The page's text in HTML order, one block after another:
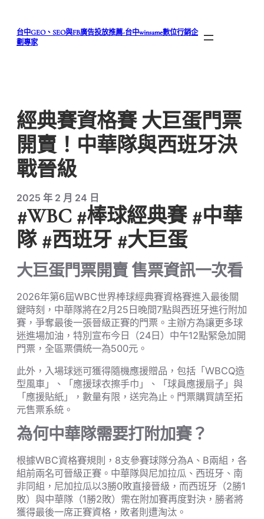
台中GEO、SEO與FB廣告投放推薦-台中winsame數位行銷企
劃專家
經典賽資格賽 大巨蛋門票
開賣！中華隊與西班牙決
戰晉級
2025 年 2 月 24 日
#WBC #棒球經典賽 #中華
隊 #西班牙 #大巨蛋
大巨蛋門票開賣 售票資訊一次看
2026年第6屆WBC世界棒球經典賽資格賽進入最後關
鍵時刻，中華隊將在2月25日晚間7點與西班牙進行附加
賽，爭奪最後一張晉級正賽的門票。主辦方為讓更多球
迷進場加油，特別宣布今日（24日）中午12點緊急加開
門票，全區票價統一為500元。
此外，入場球迷可獲得隨機應援贈品，包括「WBCQ造
型風車」、「應援球衣擦手巾」、「球員應援扇子」與
「應援貼紙」，數量有限，送完為止。門票購買請至拓
元售票系統。
為何中華隊需要打附加賽？
根據WBC資格賽規則，8支參賽球隊分為A、B兩組，各
組前兩名可晉級正賽。中華隊與尼加拉瓜、西班牙、南
非同組，尼加拉瓜以3勝0敗直接晉級，而西班牙（2勝1
敗）與中華隊（1勝2敗）需在附加賽再度對決，勝者將
獲得最後一席正賽資格，敗者則遭淘汰。